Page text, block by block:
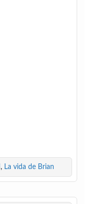
, La vida de Brian